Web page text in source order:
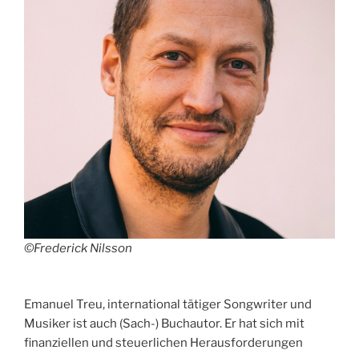
©Frederick Nilsson
Emanuel Treu, international tätiger Songwriter und
Musiker ist auch (Sach-) Buchautor. Er hat sich mit
finanziellen und steuerlichen Herausforderungen